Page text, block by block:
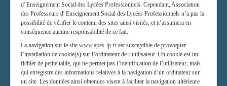
d' Enseignement Social des Lycées Professionnels. Cependant, Association
des Professeurs d' Enseignement Social des Lycées Professionnels n’a pas la
possibilité de vérifier le contenu des sites ainsi visités, et n’assumera en
conséquence aucune responsabilité de ce fait.
La navigation sur le site www.apes-lp.fr est susceptible de provoquer
l’installation de cookie(s) sur l’ordinateur de l’utilisateur. Un cookie est un
fichier de petite taille, qui ne permet pas l’identification de l’utilisateur, mais
qui enregistre des informations relatives à la navigation d’un ordinateur sur
un site. Les données ainsi obtenues visent à faciliter la navigation ultérieure